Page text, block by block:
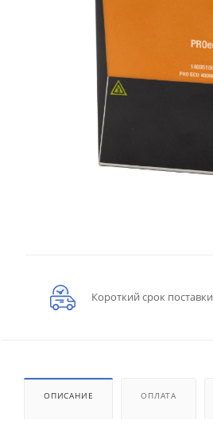
Короткий срок поставки
ОПИСАНИЕ ОПЛАТА